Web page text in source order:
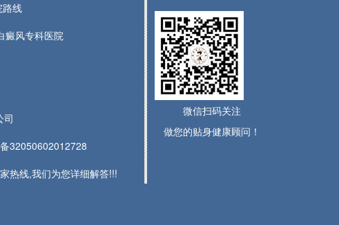
微信扫码关注
做您的贴身健康顾问！
路线
癜风专科医院
司
32050602012728
热线,我们为您详细解答!!!